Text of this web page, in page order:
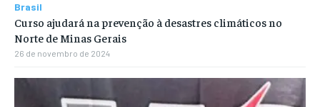
Brasil
Curso ajudará na prevenção à desastres climáticos no
Norte de Minas Gerais
26 de novembro de 2024